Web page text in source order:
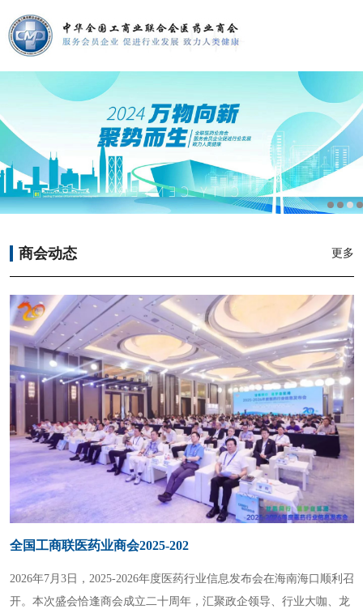
首页
商会介绍
党建工作
专业委员会
商会动态
专家委员会
品牌活动
商业合作
商会动态 更多
全国工商联医药业商会2025-202
2026年7月3日，2025-2026年度医药行业信息发布会在海南海口顺利召
开。本次盛会恰逢商会成立二十周年，汇聚政企领导、行业大咖、龙